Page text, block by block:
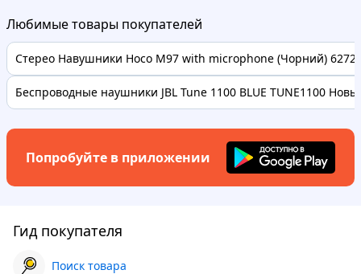
Любимые товары покупателей
Стерео Навушники Hoco M97 with microphone (Чорний)
Беспроводные наушники JBL Tune 1100 BLUE TUNE1100
Попробуйте в приложении
Гид покупателя
Поиск товара